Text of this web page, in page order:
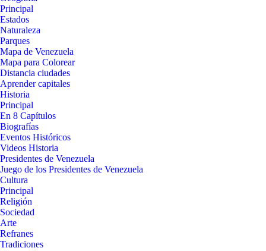
Principal
Estados
Naturaleza
Parques
Mapa de Venezuela
Mapa para Colorear
Distancia ciudades
Aprender capitales
Historia
Principal
En 8 Capítulos
Biografías
Eventos Históricos
Videos Historia
Presidentes de Venezuela
Juego de los Presidentes de Venezuela
Cultura
Principal
Religión
Sociedad
Arte
Refranes
Tradiciones